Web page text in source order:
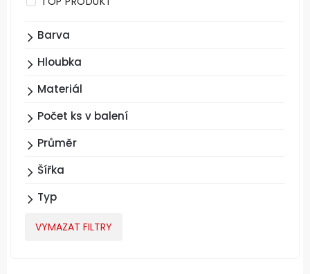
Barva
Hloubka
Materiál
Počet ks v balení
Průměr
Šířka
Typ
VYMAZAT FILTRY